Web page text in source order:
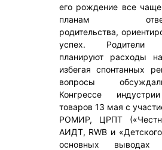
его рождение все
планам
родительства,
успех. Родители
планируют расходы
избегая спонтанных
вопросы
Конгрессе
товаров 13 мая с
РОМИР, ЦРПТ
АИДТ, RWB и
основных выводах